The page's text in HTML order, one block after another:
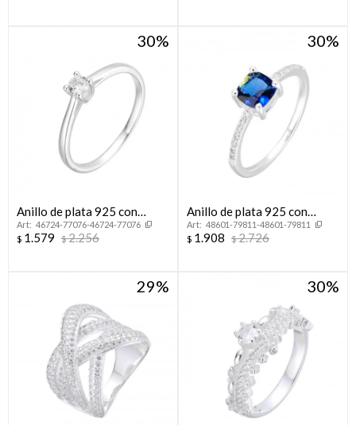
30
Anillo de plata 925 con
circonia, CINTILLO.
46724-77076-46724-77076
$ 1.579 $2.256
30
Anillo de plata 925 con
circonias.
48601-79811-48601-79811
$ 1.908 $2.726
29 30